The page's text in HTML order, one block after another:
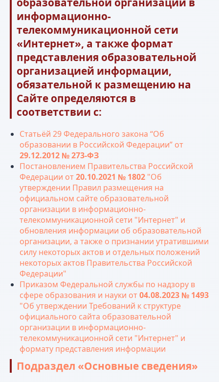
информационно-
телекоммуникационной сети
«Интернет», а также формат
представления образовательной
организацией информации,
обязательной к размещению на
Сайте определяются в
соответствии с:
Статьёй 29 Федерального закона “Об
образовании в Российской Федерации” от
29.12.2012 № 273-ФЗ
Постановлением Правительства Российской
Федерации от20.10.2021 № 1802 "Об
утверждении Правил размещения на
официальном сайте образовательной
организации в информационно-
телекоммуникационной сети "Интернет" и
обновления информации об образовательной
организации, а также о признании утратившими
силу некоторых актов и отдельных положений
некоторых актов Правительства Российской
Федерации"
Приказом Федеральной службы по надзору в
сфере образования и науки от04.08.2023 № 1493
"Об утверждении Требований к структуре
официального сайта образовательной
организации в информационно-
телекоммуникационной сети "Интернет" и
формату представления информации
Подраздел «Основные сведения»